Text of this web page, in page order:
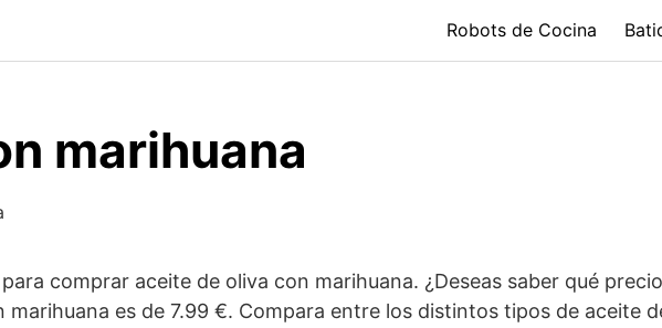
Robots de Cocina
marihuana
comprar aceite de oliva con marihuana. ¿Deseas saber qué
marihuana es de 7.99 €. Compara entre los distintos tipos de aceite